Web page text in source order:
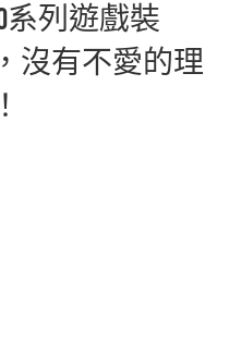
系列遊戲裝
沒有不愛的理